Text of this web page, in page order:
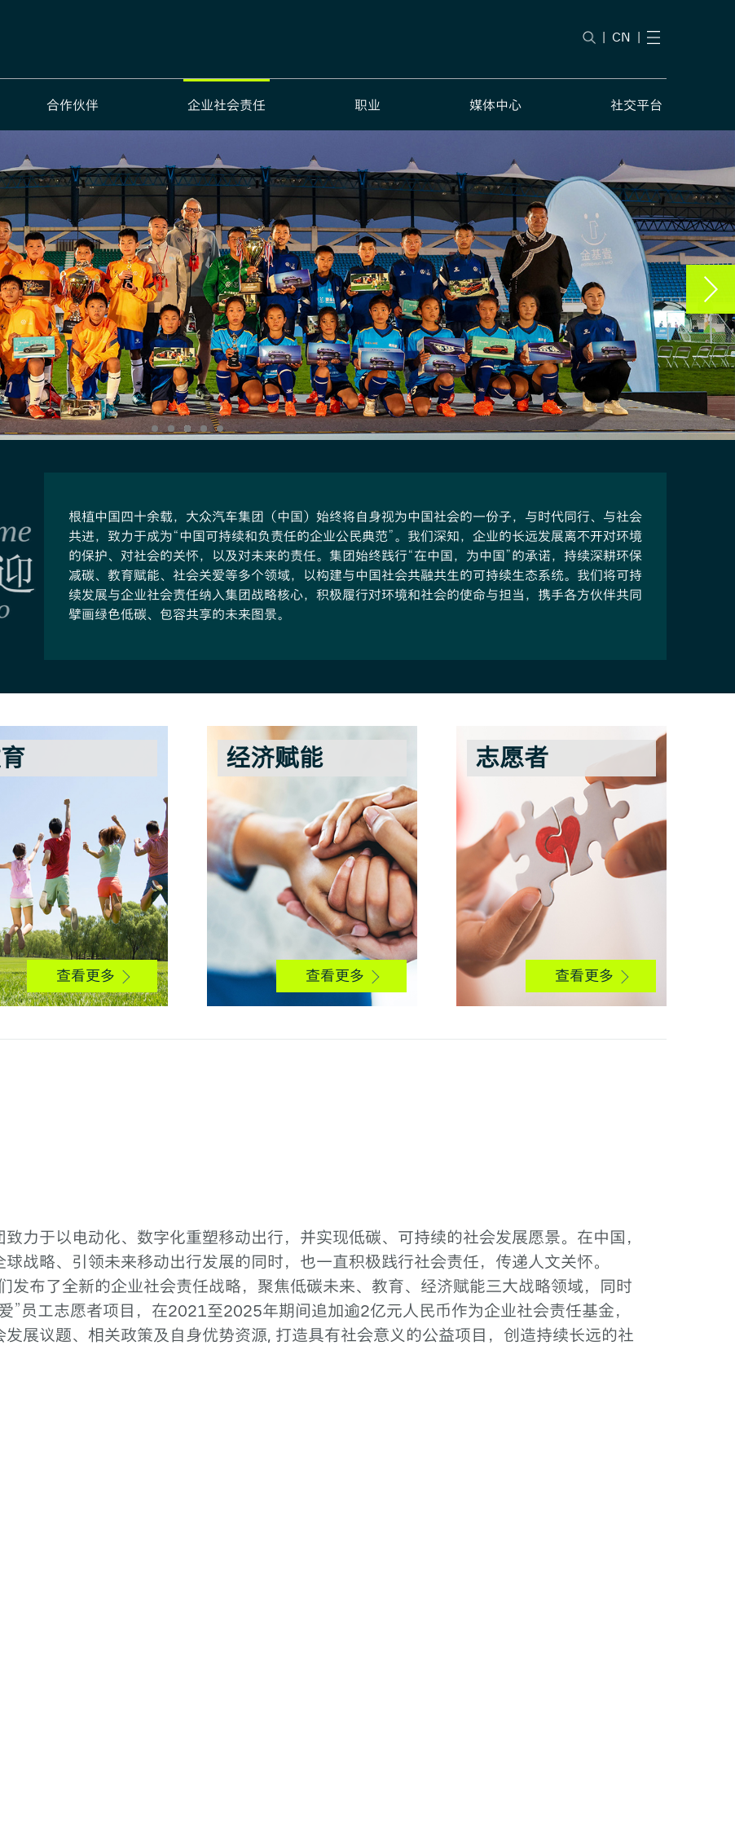
| CN |
合作伙伴 企业社会责任 职业 媒体中心 社交平台
根植中国四十余载，大众汽车集团（中国）始终将自身视为中国社会的一份子，与时代同行、与社会
共进，致力于成为“中国可持续和负责任的企业公民典范”。我们深知，企业的长远发展离不开对环境
的保护、对社会的关怀，以及对未来的责任。集团始终践行“在中国，为中国”的承诺，持续深耕环保
减碳、教育赋能、社会关爱等多个领域，以构建与中国社会共融共生的可持续生态系统。我们将可持
续发展与企业社会责任纳入集团战略核心，积极履行对环境和社会的使命与担当，携手各方伙伴共同
擘画绿色低碳、包容共享的未来图景。
查看更多
经济赋能
查看更多
志愿者
查看更多
致力于以电动化、数字化重塑移动出行，并实现低碳、可持续的社会发展愿景。在中国，
球战略、引领未来移动出行发展的同时，也一直积极践行社会责任，传递人文关怀。
发布了全新的企业社会责任战略，聚焦低碳未来、教育、经济赋能三大战略领域，同时
”员工志愿者项目，在2021至2025年期间追加逾2亿元人民币作为企业社会责任基金，
发展议题、相关政策及自身优势资源, 打造具有社会意义的公益项目，创造持续长远的社